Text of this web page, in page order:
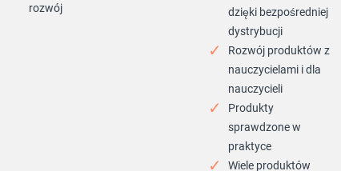
dzięki bezpośredniej
dystrybucji
Rozwój produktów z
nauczycielami i dla
nauczycieli
Produkty
sprawdzone w
praktyce
Wiele produktów
rozwój